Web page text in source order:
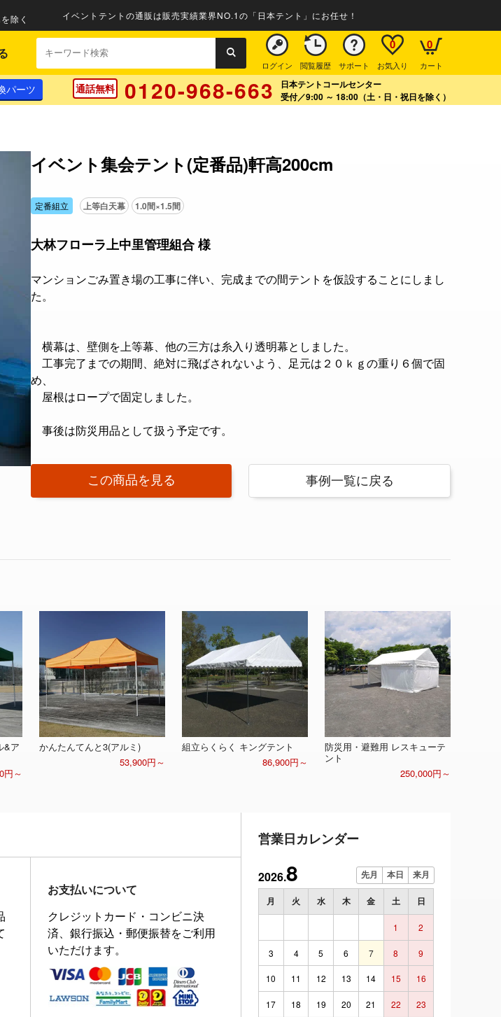
イベントテントの通販は販売実績業界NO.1の「日本テント」にお任せ！
除く
ログイン 閲覧履歴 サポート お気入り
0
カート
0
パーツ 通話無料 0120-968-663
日本テントコールセンター
受付／9:00 ～ 18:00（土・日・祝日を除く）
イベント集会テント(定番品)軒高200cm
定番組立 上等白天幕 1.0間×1.5間
大林フローラ上中里管理組合 様
マンションごみ置き場の工事に伴い、完成までの間テントを仮設することにしまし
た。
横幕は、壁側を上等幕、他の三方は糸入り透明幕としました。
工事完了までの期間、絶対に飛ばされないよう、足元は２０ｋｇの重り６個で固
め、
屋根はロープで固定しました。
事後は防災用品として扱う予定です。
この商品を見る 事例一覧に戻る
&ア
円～
かんたんてんと3(アルミ)
53,900円～
組立らくらく キングテント
86,900円～
防災用・避難用 レスキューテ
ント
250,000円～
営業日カレンダー
2026.8 先月 本日 来月
月 火 水 木 金 土 日
1 2
3 4 5 6 7 8 9
10 11 12 13 14 15 16
17 18 19 20 21 22 23
お支払いについて
クレジットカード・コンビニ決
済、銀行振込・郵便振替をご利用
いただけます。